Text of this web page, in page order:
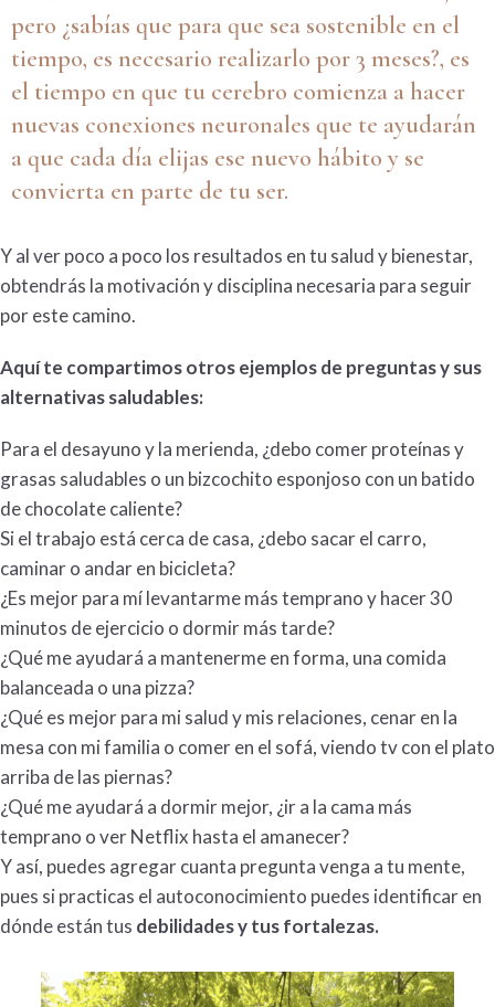
pero ¿sabías que para que sea sostenible en el
tiempo, es necesario realizarlo por 3 meses?, es
el tiempo en que tu cerebro comienza a hacer
nuevas conexiones neuronales que te ayudarán
a que cada día elijas ese nuevo hábito y se
convierta en parte de tu ser.
Y al ver poco a poco los resultados en tu salud y bienestar,
obtendrás la motivación y disciplina necesaria para seguir
por este camino.
Aquí te compartimos otros ejemplos de preguntas y sus
alternativas saludables:
Para el desayuno y la merienda, ¿debo comer proteínas y
grasas saludables o un bizcochito esponjoso con un batido
de chocolate caliente?
Si el trabajo está cerca de casa, ¿debo sacar el carro,
caminar o andar en bicicleta?
¿Es mejor para mí levantarme más temprano y hacer 30
minutos de ejercicio o dormir más tarde?
¿Qué me ayudará a mantenerme en forma, una comida
balanceada o una pizza?
¿Qué es mejor para mi salud y mis relaciones, cenar en la
mesa con mi familia o comer en el sofá, viendo tv con el plato
arriba de las piernas?
¿Qué me ayudará a dormir mejor, ¿ir a la cama más
temprano o ver Netflix hasta el amanecer?
Y así, puedes agregar cuanta pregunta venga a tu mente,
pues si practicas el autoconocimiento puedes identificar en
dónde están tus debilidades y tus fortalezas.